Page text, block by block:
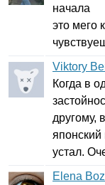
начала
это мего
Viktory
Когда в
другому,
японский
устал.
Elena